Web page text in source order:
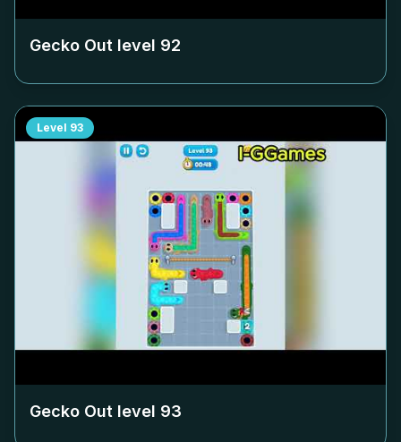
Gecko Out level 92
Level 93
Gecko Out level 93